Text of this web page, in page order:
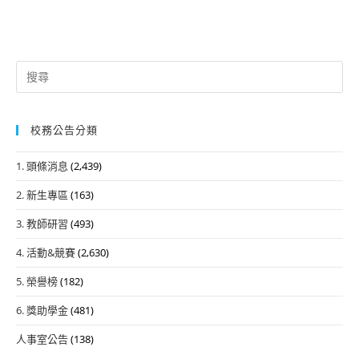
Search
for:
校務公告分類
1. 頭條消息 (2,439)
2. 新生專區 (163)
3. 教師研習 (493)
4. 活動&競賽(2,630)
5. 榮譽榜(182)
6. 獎助學金(481)
人事室公告(138)